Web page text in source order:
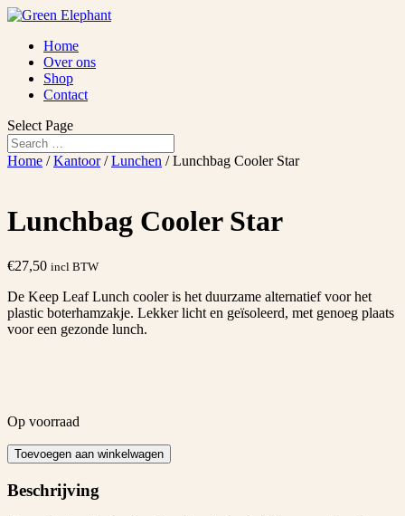
Home
Over ons
Shop
Contact
Select Page
Home /Kantoor/Lunchen / Lunchbag Cooler Star
Lunchbag Cooler Star
€27,50 incl BTW
De Keep Leaf Lunch cooler is het duurzame alternatief voor het
plastic boterhamzakje. Lekker licht en geïsoleerd, met genoeg plaats
voor een gezonde lunch.
Op voorraad
Lunchbag
Cooler
Star
aantal
Toevoegen aan winkelwagen
Beschrijving